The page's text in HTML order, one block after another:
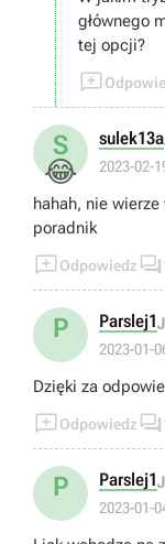
głównego
tej opcji?

S
😂
sulek13a
2023-02-
hahah, nie
poradnik
Odpowiedz 
P Parslej1
2023-01-
Dzięki za
Odpowiedz 
P Parslej1
2023-01-